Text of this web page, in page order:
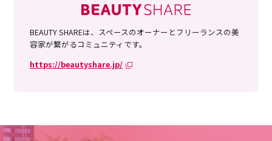
BEAUTY SHAREは、スペースのオーナーとフリーランスの美
容家が繋がるコミュニティです。
https://beautyshare.jp/